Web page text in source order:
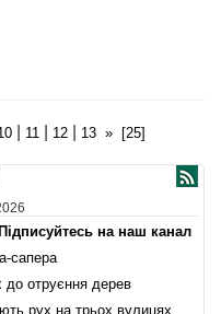
| 11 12| 13 » [25]
на наш канал
сапера
отруєння дерев
рух на трьох вулицях